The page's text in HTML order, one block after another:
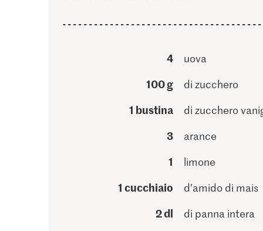
4 uova
100 g di zucchero
1 bustina di zucchero
3 arance
1 limone
1 cucchiaio d’amido di mais
2 dl di panna intera